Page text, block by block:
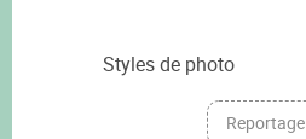
Styles de photo
Reportage